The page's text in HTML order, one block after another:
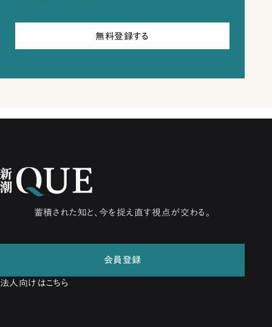
無料登録する
蓄積された知と、今を捉え直す視点が交わる。
会員登録
法人向けはこちら